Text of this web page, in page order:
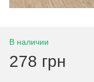
В наличии
278 грн